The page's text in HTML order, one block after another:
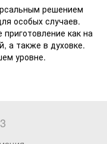
решением
особых случаев.
как на
а также в духовке.
уровне.